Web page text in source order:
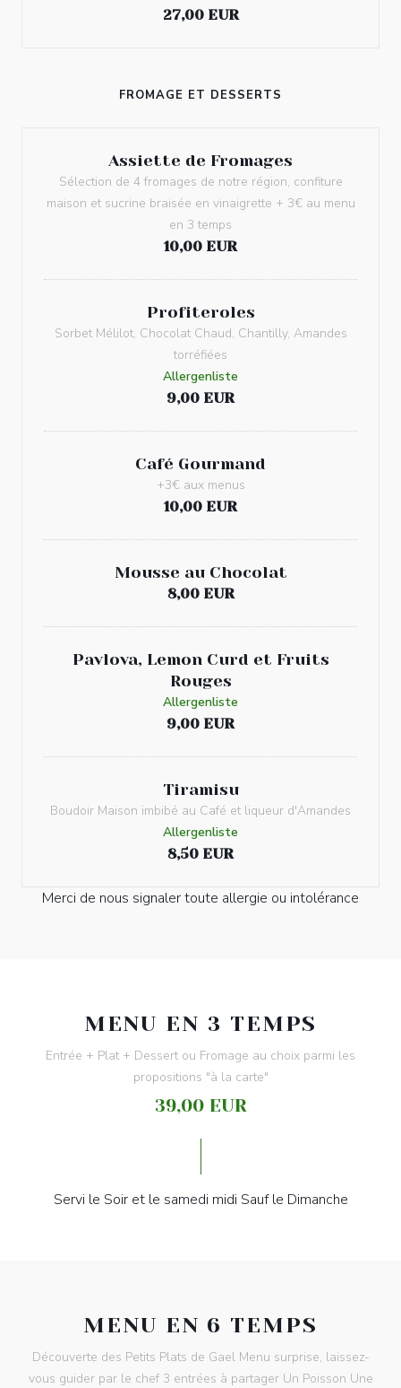
27,00 EUR
FROMAGE ET DESSERTS
Assiette de Fromages
Sélection de 4 fromages de notre région, confiture
maison et sucrine braisée en vinaigrette + 3€ au menu
en 3 temps
10,00 EUR
Profiteroles
Sorbet Mélilot, Chocolat Chaud, Chantilly, Amandes
torréfiées
Allergenliste
9,00 EUR
Café Gourmand
+3€ aux menus
10,00 EUR
Mousse au Chocolat
8,00 EUR
Pavlova, Lemon Curd et Fruits
Rouges
Allergenliste
9,00 EUR
Tiramisu
Boudoir Maison imbibé au Café et liqueur d'Amandes
Allergenliste
8,50 EUR
Merci de nous signaler toute allergie ou intolérance
MENU EN 3 TEMPS
Entrée + Plat + Dessert ou Fromage au choix parmi les
propositions "à la carte"
39,00 EUR
Servi le Soir et le samedi midi Sauf le Dimanche
MENU EN 6 TEMPS
Découverte des Petits Plats de Gael Menu surprise, laissez-
vous guider par le chef 3 entrées à partager Un Poisson Une